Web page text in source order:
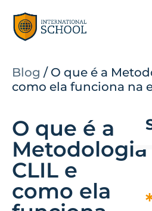
Blog / O que é a
como ela funciona na
O que é a
Metodologia
CLIL e
como ela